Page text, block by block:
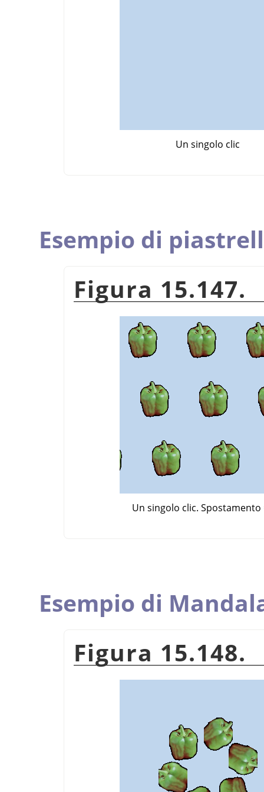
Un singolo clic
Esempio di
Figura 15.147.
Un singolo clic. Spostamento
Esempio di
Figura 15.148.